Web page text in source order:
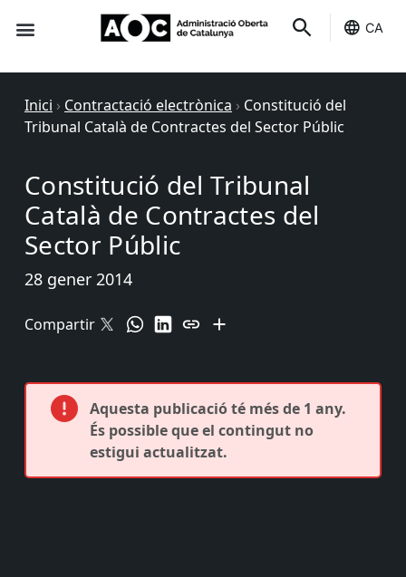
CA
Inici › Contractació electrònica › Constitució del
Tribunal Català de Contractes del Sector Públic
Constitució del Tribunal
Català de Contractes del
Sector Públic
28 gener 2014
Compartir
Aquesta publicació té més de 1 any.
És possible que el contingut no
estigui actualitzat.